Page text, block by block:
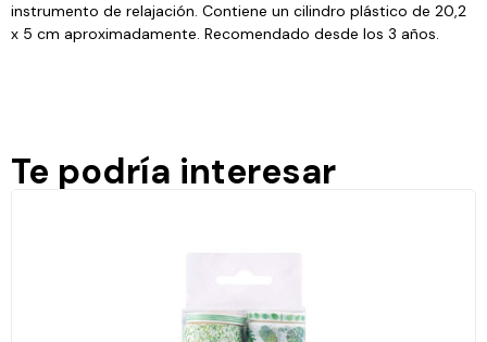
instrumento de relajación. Contiene un cilindro plástico de 20,2
x 5 cm aproximadamente. Recomendado desde los 3 años.
Te podría interesar